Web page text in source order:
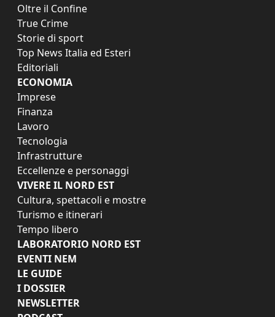
Oltre il Confine
True Crime
Storie di sport
Top News Italia ed Esteri
Editoriali
ECONOMIA
Imprese
Finanza
Lavoro
Tecnologia
Infrastrutture
Eccellenze e personaggi
VIVERE IL NORD EST
Cultura, spettacoli e mostre
Turismo e itinerari
Tempo libero
LABORATORIO NORD EST
EVENTI NEM
LE GUIDE
I DOSSIER
NEWSLETTER